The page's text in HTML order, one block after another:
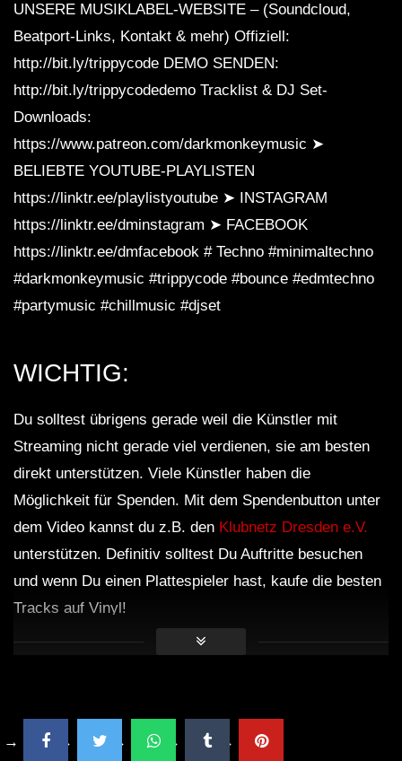
UNSERE MUSIKLABEL-WEBSITE – (Soundcloud,
Beatport-Links, Kontakt & mehr) Offiziell:
http://bit.ly/trippycode DEMO SENDEN:
http://bit.ly/trippycodedemo Tracklist & DJ Set-
Downloads:
https://www.patreon.com/darkmonkeymusic ➤
BELIEBTE YOUTUBE-PLAYLISTEN
https://linktr.ee/playlistyoutube ➤ INSTAGRAM
https://linktr.ee/dminstagram ➤ FACEBOOK
https://linktr.ee/dmfacebook # Techno #minimaltechno
#darkmonkeymusic #trippycode #bounce #edmtechno
#partymusic #chillmusic #djset
WICHTIG:
Du solltest übrigens gerade weil die Künstler mit
Streaming nicht gerade viel verdienen, sie am besten
direkt unterstützen. Viele Künstler haben die
Möglichkeit für Spenden. Mit dem Spendenbutton unter
dem Video kannst du z.B. den Klubnetz Dresden e.V.
unterstützen. Definitiv solltest Du Auftritte besuchen
und wenn Du einen Plattespieler hast, kaufe die besten
Tracks auf Vinyl!